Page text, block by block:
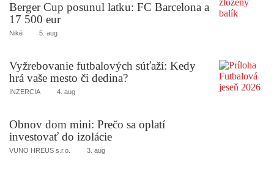
Berger Cup posunul latku: FC Barcelona a
17 500 eur
Niké 5. aug
Vyžrebovanie futbalových súťaží: Kedy
hrá vaše mesto či dedina?
INZERCIA 4. aug
Obnov dom mini: Prečo sa oplatí
investovať do izolácie
VUNO HREUS s.r.o. 3. aug